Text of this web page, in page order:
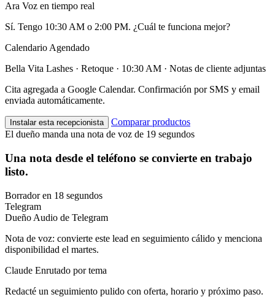
Ara Voz en tiempo real
Sí. Tengo 10:30 AM o 2:00 PM. ¿Cuál te funciona mejor?
Calendario Agendado
Bella Vita Lashes · Retoque · 10:30 AM · Notas de cliente adjuntas
Cita agregada a Google Calendar. Confirmación por SMS y email
enviada automáticamente.
Instalar esta recepcionista
Comparar productos
El dueño manda una nota de voz de 19 segundos
Una nota desde el teléfono se convierte en trabajo
listo.
Borrador en 18 segundos
Telegram
Dueño Audio de Telegram
Nota de voz: convierte este lead en seguimiento cálido y menciona
disponibilidad el martes.
Claude Enrutado por tema
Redacté un seguimiento pulido con oferta, horario y próximo paso.